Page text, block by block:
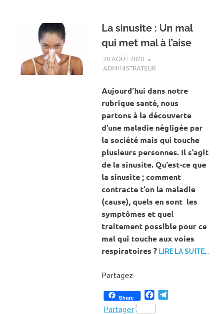
La sinusite : Un mal
qui met mal à l’aise
28 AOÛT 2020
ADMINISTRATEURACTUALITÉ
Aujourd’hui dans notre
rubrique santé, nous
partons à la découverte
d’une maladie négligée par
la société mais qui touche
plusieurs personnes. Il s’agit
de la sinusite. Qu’est-ce que
la sinusite ; comment
contracte t’on la maladie
(cause), quels en sont les
symptômes et quel
traitement possible pour ce
mal qui touche aux voies
respiratoires ? LIRE LA SUITE…
Partagez
Share Facebook
Partager